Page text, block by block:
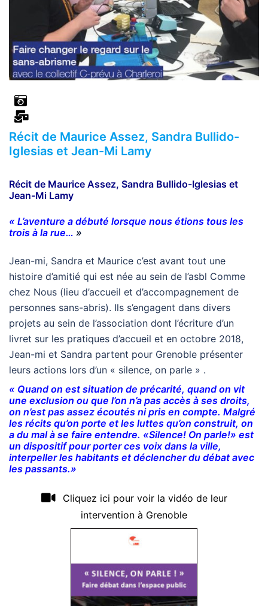
Récit de Maurice Assez, Sandra Bullido-
Iglesias et Jean-Mi Lamy
Récit de Maurice Assez, Sandra Bullido-Iglesias et
Jean-Mi Lamy
« L’aventure a débuté lorsque nous étions tous les
trois à la rue… »
Jean-mi, Sandra et Maurice c’est avant tout une
histoire d’amitié qui est née au sein de l’asbl Comme
chez Nous (lieu d’accueil et d’accompagnement de
personnes sans-abris). Ils s’engagent dans divers
projets au sein de l’association dont l’écriture d’un
livret sur les pratiques d’accueil et en octobre 2018,
Jean-mi et Sandra partent pour Grenoble présenter
leurs actions lors d’un « silence, on parle » .
« Quand on est situation de précarité, quand on vit
une exclusion ou que l’on n’a pas accès à ses droits,
on n’est pas assez écoutés ni pris en compte. Malgré
les récits qu’on porte et les luttes qu’on construit, on
a du mal à se faire entendre. «Silence! On parle!» est
un dispositif pour porter ces voix dans la ville,
interpeller les habitants et déclencher du débat avec
les passants.»
Cliquez ici pour voir la vidéo de leur
intervention à Grenoble